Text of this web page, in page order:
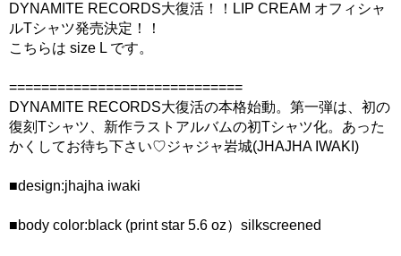
DYNAMITE RECORDS大復活！！LIP CREAM オフィシャ
ルTシャツ発売決定！！
こちらは size L です。
=============================
DYNAMITE RECORDS大復活の本格始動。第一弾は、初の
復刻Tシャツ、新作ラストアルバムの初Tシャツ化。あった
かくしてお待ち下さい♡ジャジャ岩城(JHAJHA IWAKI)
■design:jhajha iwaki
■body color:black (print star 5.6 oz）silkscreened